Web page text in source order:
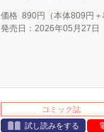
価格 890円（本体809円＋
発売日：2026年05月27日
コミック誌
試し読みをする